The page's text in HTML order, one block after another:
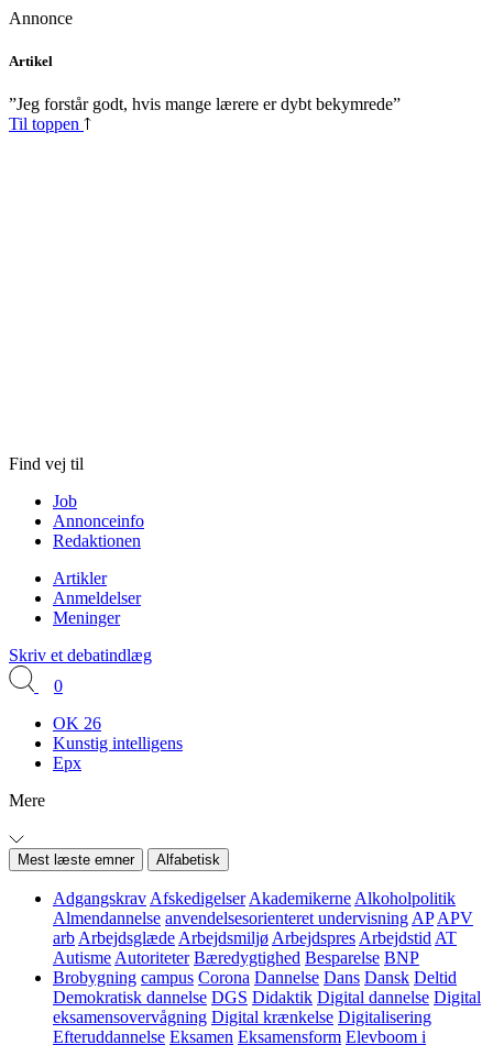
Annonce
Skip
content
Artikel
”Jeg forstår godt, hvis mange lærere er dybt bekymrede”
Til toppen
Find vej til
Job
Annonceinfo
Redaktionen
Artikler
Anmeldelser
Meninger
Skriv et debatindlæg
0
OK 26
Kunstig intelligens
Epx
Mere
Mest læste emner Alfabetisk
Adgangskrav Afskedigelser Akademikerne Alkoholpolitik
Almendannelse anvendelsesorienteret undervisning AP APV
arb Arbejdsglæde Arbejdsmiljø Arbejdspres Arbejdstid AT
Autisme Autoriteter Bæredygtighed Besparelse BNP
Brobygning campus Corona Dannelse Dans Dansk Deltid
Demokratisk dannelse DGS Didaktik Digital dannelse Digital
eksamensovervågning Digital krænkelse Digitalisering
Efteruddannelse Eksamen Eksamensform Elevboom i